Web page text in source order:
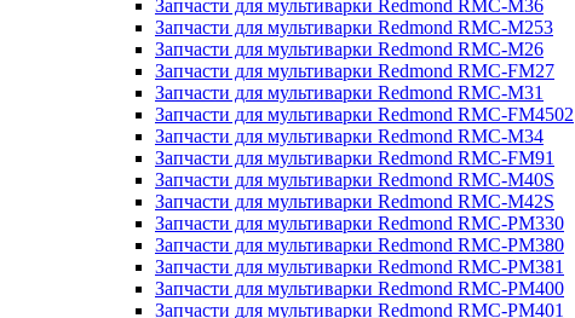
Запчасти для мультиварки Redmond RMC-M36
Запчасти для мультиварки Redmond RMC-M253
Запчасти для мультиварки Redmond RMC-M26
Запчасти для мультиварки Redmond RMC-FM27
Запчасти для мультиварки Redmond RMC-M31
Запчасти для мультиварки Redmond RMC-FM4502
Запчасти для мультиварки Redmond RMC-M34
Запчасти для мультиварки Redmond RMC-FM91
Запчасти для мультиварки Redmond RMC-M40S
Запчасти для мультиварки Redmond RMC-M42S
Запчасти для мультиварки Redmond RMC-PM330
Запчасти для мультиварки Redmond RMC-PM380
Запчасти для мультиварки Redmond RMC-PM381
Запчасти для мультиварки Redmond RMC-PM400
Запчасти для мультиварки Redmond RMC-PM401